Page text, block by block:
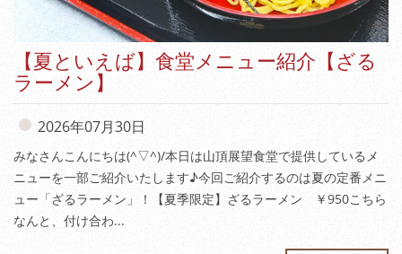
【夏といえば】食堂メニュー紹介【ざる
ラーメン】
2026年07月30日
みなさんこんにちは(^▽^)/本日は山頂展望食堂で提供しているメ
ニューを一部ご紹介いたします♪今回ご紹介するのは夏の定番メニ
ュー「ざるラーメン」！【夏季限定】ざるラーメン ￥950こちら
なんと、付け合わ...